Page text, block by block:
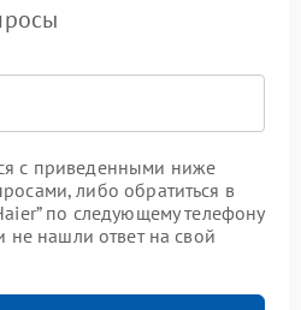
с приведенными ниже
либо обратиться в
по следующему телефону
не нашли ответ на свой